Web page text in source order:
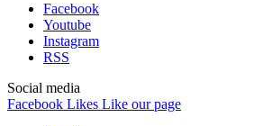
Facebook
Youtube
Instagram
RSS
Social media
Facebook Likes Like our page